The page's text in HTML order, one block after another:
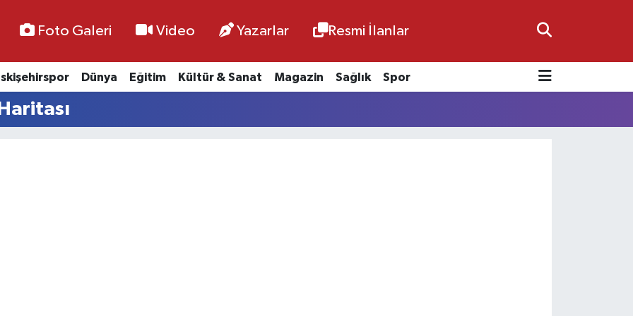
Foto Galeri Video Yazarlar Resmi İlanlar
Dünya Eğitim Kültür & Sanat Magazin Sağlık Spor